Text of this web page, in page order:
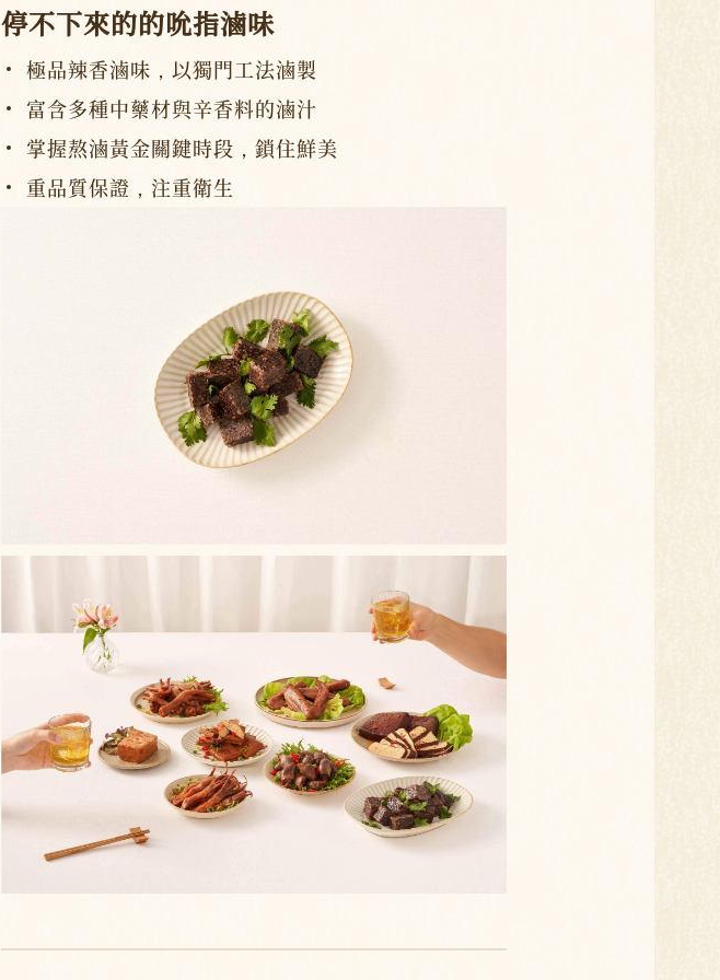
停不下來的的吮指滷味
極品辣香滷味，以獨門工法滷製
富含多種中藥材與辛香料的滷汁
掌握熬滷黃金關鍵時段，鎖住鮮美
重品質保證，注重衛生